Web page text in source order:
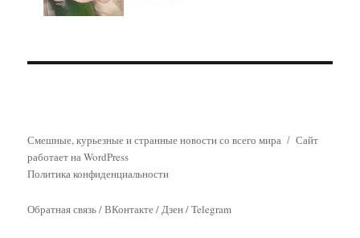
Смешные, курьезные и странные новости со всего мира
Сайт
работает на WordPress
Политика конфиденциальности
Обратная связь/ВКонтакте/Дзен/Telegram